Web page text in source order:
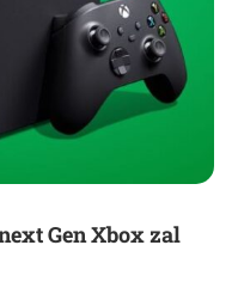
Gen Xbox zal